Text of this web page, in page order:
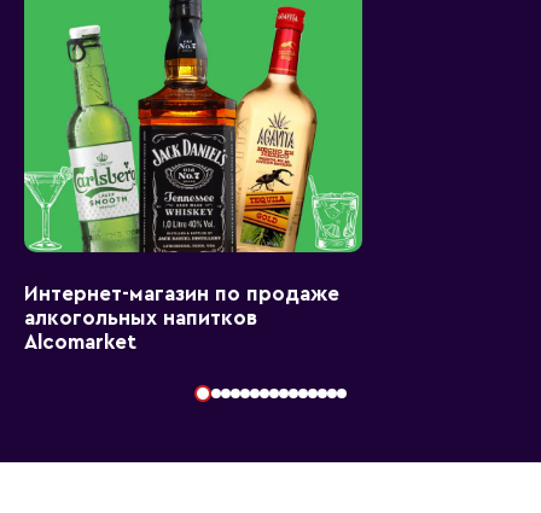
Интернет-магазин по продаже
алкогольных напитков
Alcomarket